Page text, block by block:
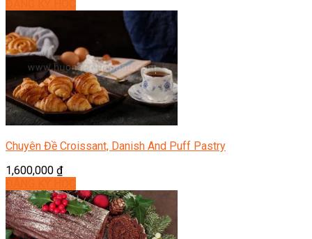
Chuyên Đề Croissant, Danish And Puff Pastry
1,600,000 ₫